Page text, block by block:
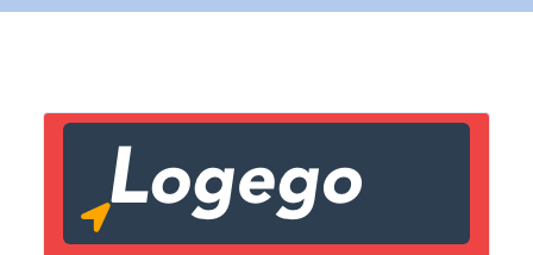
X Fermer Envoyez
Copier lien